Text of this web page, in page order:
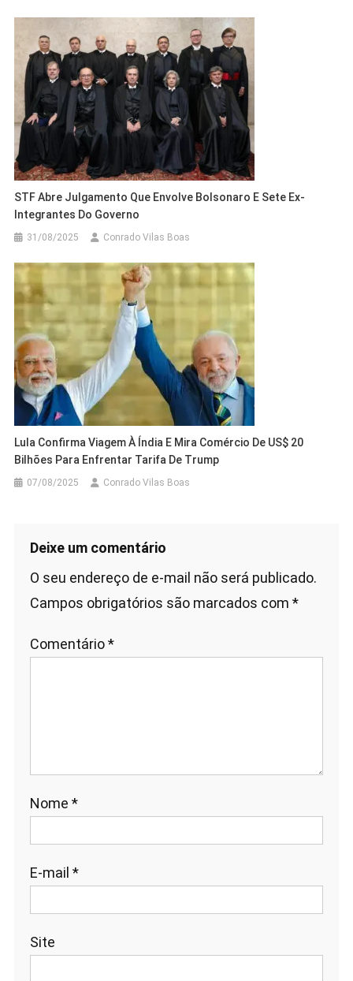
STF Abre Julgamento Que Envolve Bolsonaro E Sete Ex-
Integrantes Do Governo
31/08/2025 Conrado Vilas Boas
Lula Confirma Viagem À Índia E Mira Comércio De US$ 20
Bilhões Para Enfrentar Tarifa De Trump
07/08/2025 Conrado Vilas Boas
Deixe um comentário
O seu endereço de e-mail não será publicado.
Campos obrigatórios são marcados com *
Comentário*
Nome *
E-mail *
Site